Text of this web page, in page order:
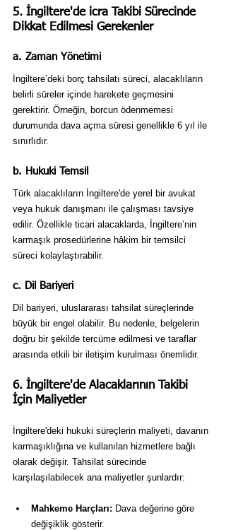
5. İngiltere'de icra Takibi Sürecinde
Dikkat Edilmesi Gerekenler
a. Zaman Yönetimi
İngiltere’deki borç tahsilatı süreci, alacaklıların
belirli süreler içinde harekete geçmesini
gerektirir. Örneğin, borcun ödenmemesi
durumunda dava açma süresi genellikle 6 yıl ile
sınırlıdır.
b. Hukuki Temsil
Türk alacaklıların İngiltere'de yerel bir avukat
veya hukuk danışmanı ile çalışması tavsiye
edilir. Özellikle ticari alacaklarda, İngiltere’nin
karmaşık prosedürlerine hâkim bir temsilci
süreci kolaylaştırabilir.
c. Dil Bariyeri
Dil bariyeri, uluslararası tahsilat süreçlerinde
büyük bir engel olabilir. Bu nedenle, belgelerin
doğru bir şekilde tercüme edilmesi ve taraflar
arasında etkili bir iletişim kurulması önemlidir.
6. İngiltere'de Alacaklarının Takibi
İçin Maliyetler
İngiltere'deki hukuki süreçlerin maliyeti, davanın
karmaşıklığına ve kullanılan hizmetlere bağlı
olarak değişir. Tahsilat sürecinde
karşılaşılabilecek ana maliyetler şunlardır:
Mahkeme Harçları: Dava değerine göre
değişiklik gösterir.